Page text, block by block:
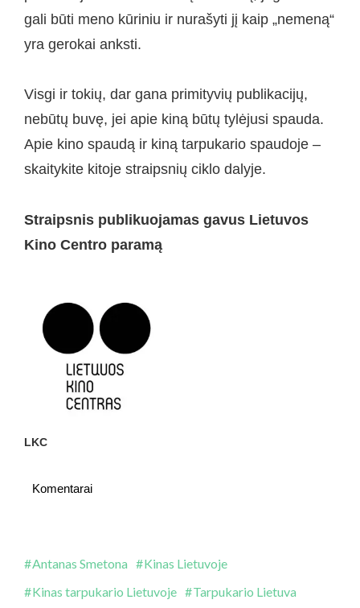
gali būti meno kūriniu ir nurašyti jį kaip „nemeną“
yra gerokai anksti.
Visgi ir tokių, dar gana primityvių publikacijų,
nebūtų buvę, jei apie kiną būtų tylėjusi spauda.
Apie kino spaudą ir kiną tarpukario spaudoje –
skaitykite kitoje straipsnių ciklo dalyje.
Straipsnis publikuojamas gavus Lietuvos
Kino Centro paramą
LKC
Komentarai
Antanas Smetona
Kinas Lietuvoje
Kinas tarpukario Lietuvoje
Tarpukario Lietuva